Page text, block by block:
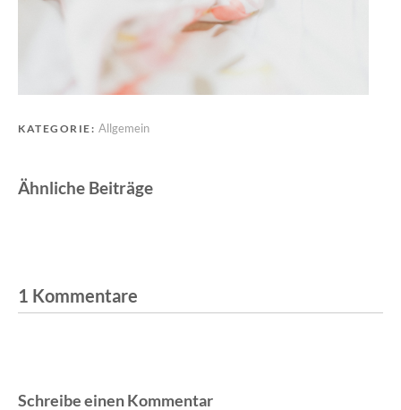
KATEGORIE: Allgemein
Ähnliche Beiträge
1 Kommentare
Schreibe einen Kommentar